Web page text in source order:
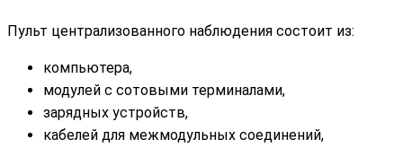
Пульт централизованного наблюдения состоит из:
компьютера,
модулей с сотовыми терминалами,
зарядных устройств,
кабелей для межмодульных соединений,